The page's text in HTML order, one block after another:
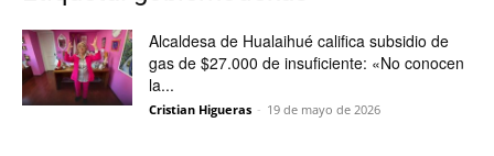
Alcaldesa de Hualaihué califica subsidio de
gas de $27.000 de insuficiente: «No conocen
la...
Cristian Higueras - 19 de mayo de 2026